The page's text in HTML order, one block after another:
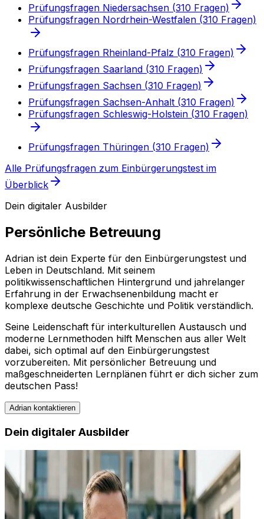
Prüfungsfragen Niedersachsen (310 Fragen)
Prüfungsfragen Nordrhein-Westfalen (310 Fragen)
Prüfungsfragen Rheinland-Pfalz (310 Fragen)
Prüfungsfragen Saarland (310 Fragen)
Prüfungsfragen Sachsen (310 Fragen)
Prüfungsfragen Sachsen-Anhalt (310 Fragen)
Prüfungsfragen Schleswig-Holstein (310 Fragen)
Prüfungsfragen Thüringen (310 Fragen)
Alle Prüfungsfragen zum Einbürgerungstest im
Überblick
Dein digitaler Ausbilder
Persönliche Betreuung
Adrian ist dein Experte für den Einbürgerungstest und
Leben in Deutschland. Mit seinem
politikwissenschaftlichen Hintergrund und jahrelanger
Erfahrung in der Erwachsenenbildung macht er
komplexe deutsche Geschichte und Politik verständlich.
Seine Leidenschaft für interkulturellen Austausch und
moderne Lernmethoden hilft Menschen aus aller Welt
dabei, sich optimal auf den Einbürgerungstest
vorzubereiten. Mit persönlicher Betreuung und
maßgeschneiderten Lernplänen führt er dich sicher zum
deutschen Pass!
Adrian kontaktieren
Dein digitaler Ausbilder